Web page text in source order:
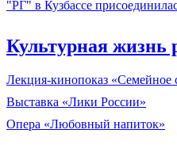
"РГ" в Кузбассе
Культурная жизнь
Лекция-кинопоказ «Семейное
Выставка «Лики России»
Опера «Любовный напиток»